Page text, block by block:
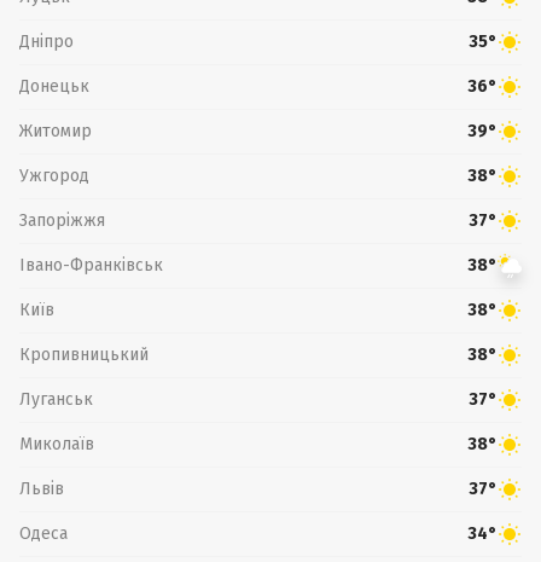
Дніпро 35°
Донецьк 36°
Житомир 39°
Ужгород 38°
Запоріжжя 37°
Івано-Франківськ 38°
Київ 38°
Кропивницький 38°
Луганськ 37°
Миколаїв 38°
Львів 37°
Одеса 34°